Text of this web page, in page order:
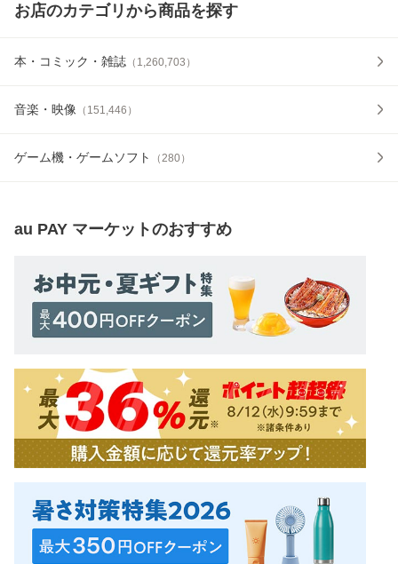
お店のカテゴリから商品を探す
本・コミック・雑誌 （ 1,260,703 ）
音楽・映像 （ 151,446 ）
ゲーム機・ゲームソフト （280）
au PAY マーケットのおすすめ